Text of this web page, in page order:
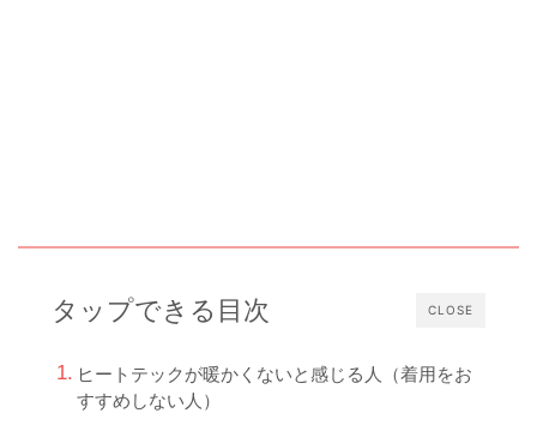
CLOSE
タップできる目次
ヒートテックが暖かくないと感じる人（着用をお
すすめしない人）